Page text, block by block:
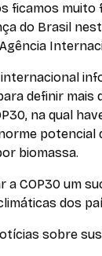
ficamos muito
do Brasil
definir
na qual
potencial
biomassa.
a COP30 um
dos
sobre